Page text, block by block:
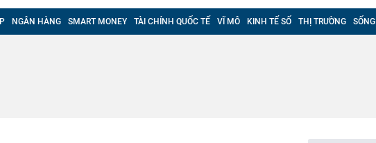
Mr Pips, Shark Bình đang bị điều tra về 3 tội danh
bán hơn 11 triệu cổ phiếu chưa được phân phối hết
NGÂN HÀNG SMART MONEY TÀI CHÍNH QUỐC TẾ VĨ MÔ KINH TẾ SỐ THỊ TRƯỜNG SỐNG